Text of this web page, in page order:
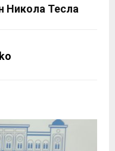
Никола Тесла